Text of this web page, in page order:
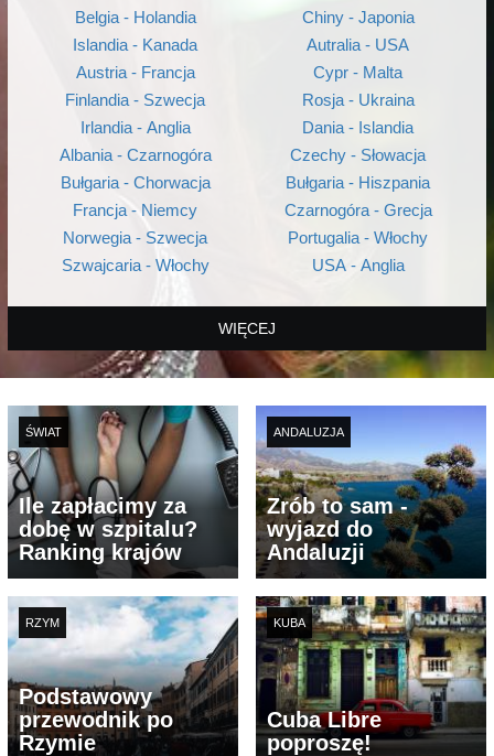
Belgia - Holandia
Islandia - Kanada
Austria - Francja
Finlandia - Szwecja
Irlandia - Anglia
Albania - Czarnogóra
Bułgaria - Chorwacja
Francja - Niemcy
Norwegia - Szwecja
Szwajcaria - Włochy
Chiny - Japonia
Autralia - USA
Cypr - Malta
Rosja - Ukraina
Dania - Islandia
Czechy - Słowacja
Bułgaria - Hiszpania
Czarnogóra - Grecja
Portugalia - Włochy
USA - Anglia
WIĘCEJ
ŚWIAT
Ile zapłacimy za
dobę w szpitalu?
Ranking krajów
ANDALUZJA
Zrób to sam -
wyjazd do
Andaluzji
RZYM
Podstawowy
przewodnik po
Rzymie
KUBA
Cuba Libre
poproszę!